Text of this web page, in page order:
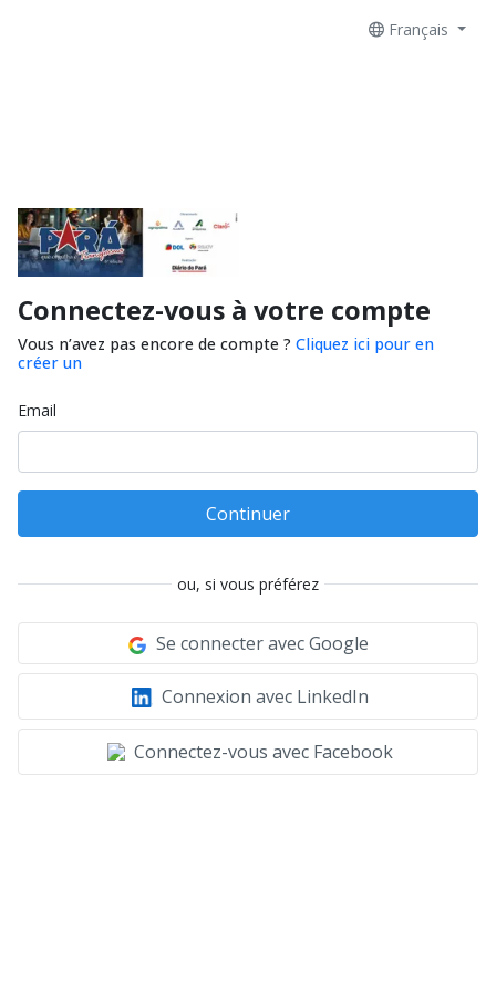
Français
Connectez-vous à votre compte
Vous n’avez pas encore de compte ? Cliquez ici pour en
créer un
Email
Continuer
ou, si vous préférez
Se connecter avec Google
Connexion avec LinkedIn
Connectez-vous avec Facebook